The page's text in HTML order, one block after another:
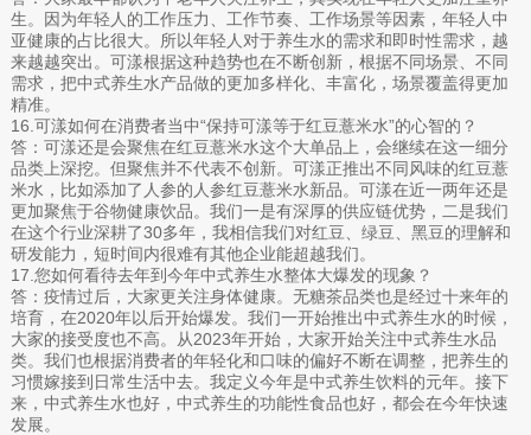
生。因为年轻人的工作压力、工作节奏、工作场景等因素，年轻人中
亚健康的占比很大。所以年轻人对于养生水的需求和即时性需求，越
来越越突出。可漾根据这种趋势也在不断创新，根据不同场景、不同
需求，把中式养生水产品做的更加多样化、丰富化，场景覆盖得更加
精准。
16.可漾如何在消费者当中“保持可漾等于红豆薏米水”的心智的？
答：可漾还是会聚焦在红豆薏米水这个大单品上，会继续在这一细分
品类上深挖。但聚焦并不代表不创新。可漾正推出不同风味的红豆薏
米水，比如添加了人参的人参红豆薏米水新品。可漾在近一两年还是
更加聚焦于谷物健康饮品。我们一是有深厚的供应链优势，二是我们
在这个行业深耕了30多年，我相信我们对红豆、绿豆、黑豆的理解和
研发能力，短时间内很难有其他企业能超越我们。
17.您如何看待去年到今年中式养生水整体大爆发的现象？
答：疫情过后，大家更关注身体健康。无糖茶品类也是经过十来年的
培育，在2020年以后开始爆发。我们一开始推出中式养生水的时候，
大家的接受度也不高。从2023年开始，大家开始关注中式养生水品
类。我们也根据消费者的年轻化和口味的偏好不断在调整，把养生的
习惯嫁接到日常生活中去。我定义今年是中式养生饮料的元年。接下
来，中式养生水也好，中式养生的功能性食品也好，都会在今年快速
发展。